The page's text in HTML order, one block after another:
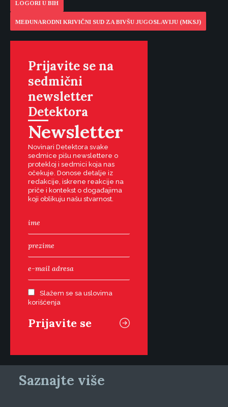
LOGORI U BIH
MEĐUNARODNI KRIVIČNI SUD ZA BIVŠU JUGOSLAVIJU (MKSJ)
Prijavite se na
sedmični
newsletter
Detektora
Newsletter
Novinari Detektora svake
sedmice pišu newslettere o
protekloj i sedmici koja nas
očekuje. Donose detalje iz
redakcije, iskrene reakcije na
priče i kontekst o događajima
koji oblikuju našu stvarnost.
Slažem se sa uslovima
korišćenja
Saznajte više